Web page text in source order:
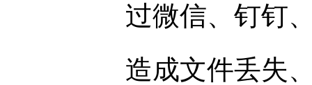
过微信、钉钉
造成文件丢失